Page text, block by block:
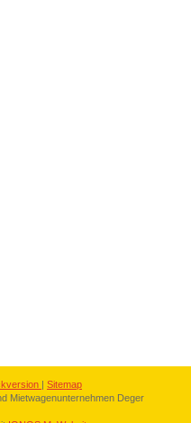
| Sitemap
Mietwagenunternehmen Deger